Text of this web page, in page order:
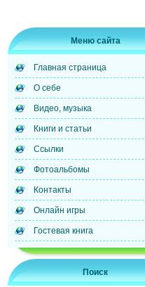
Меню сайта
Главная страница
О себе
Видео, музыка
Книги и статьи
Ссылки
Фотоальбомы
Контакты
Онлайн игры
Гостевая книга
Поиск